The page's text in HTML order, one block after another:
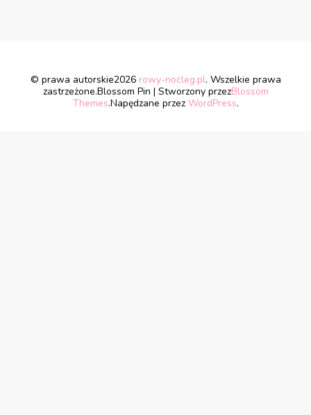
© prawa autorskie2026 rowy-nocleg.pl. Wszelkie prawa
zastrzeżone.Blossom Pin | Stworzony przezBlossom
Themes.Napędzane przez WordPress.